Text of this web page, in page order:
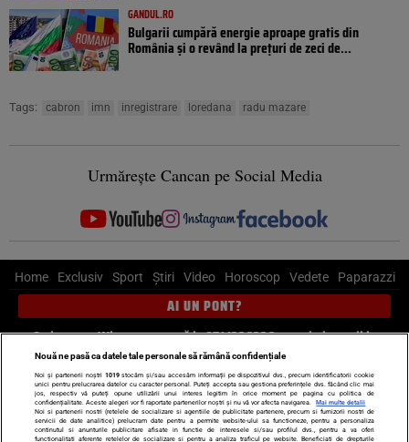
GANDUL.RO
Bulgarii cumpără energie aproape gratis din
România și o revând la prețuri de zeci de...
Tags: cabron imn inregistrare loredana radu mazare
Urmărește Cancan pe Social Media
Home Exclusiv Sport Știri Video Horoscop Vedete Paparazzi
AI UN PONT?
Scrie-ne pe Whatsapp, sună la 0741226226 sau trimite mail la
pont@cancan.ro
Știri interne Știri externe
Politică
Ultimele stiri
Diete Insula Iubirii Dictionar de vise
LIFE STYLE
Nouă ne pasă ca datele tale personale să rămână confidențiale
Noi și partenerii noștri 1019stocăm și/sau accesăm informații pe dispozitivul dvs., precum identificatorii cookie
unici pentru prelucrarea datelor cu caracter personal. Puteți accepta sau gestiona preferințele dvs. făcând clic mai
jos, respectiv vă puteți opune utilizării unui interes legitim în orice moment pe pagina cu politica de
confidențialitate. Aceste alegeri vor fi raportate partenerilor noștri și nu vă vor afecta navigarea.
Mai multe detalii
Noi si partenerii nostri (retelele de socializare si agentiile de publicitate partenere, precum si furnizorii nostri de
servicii de date analitice) prelucram date pentru a permite website-ului sa functioneze, pentru a personaliza
continutul si anunturile publicitare afisate in functie de interesele si/sau profilul dvs., pentru a va oferi
functionalitati aferente retelelor de socializare si pentru a analiza traficul pe website. Beneficiati de drepturile